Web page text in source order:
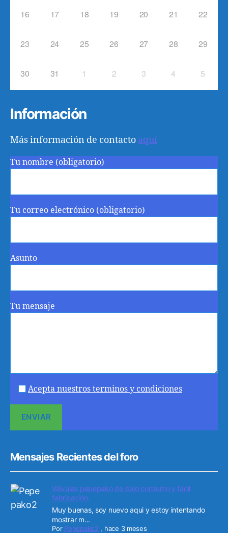
16 17 18 19 20 21 22
23 24 25 26 27 28 29
30 31 1 2 3 4 5
Información
Más información de contacto aquí
Tu nombre (obligatorio)
Tu correo electrónico (obligatorio)
Asunto
Tu mensaje
Acepta nuestros terminos y condiciones
Mensajes Recientes del foro
Válvulas pepepako de bajo consumo y fácil
fabricación.
Muy buenas, soy nuevo aqui y estoy intentando
mostrar m...
Por Pepepako2 , hace 3 meses